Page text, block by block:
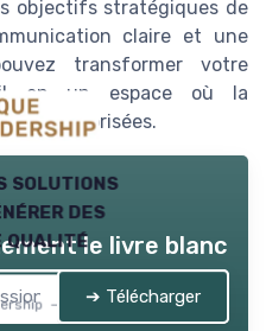
objectifs stratégiques de
claire et une
transformer votre
en un espace où la
sont valorisées.
solutions
des
qualité
— 2026
le livre blanc
➔ Télécharger